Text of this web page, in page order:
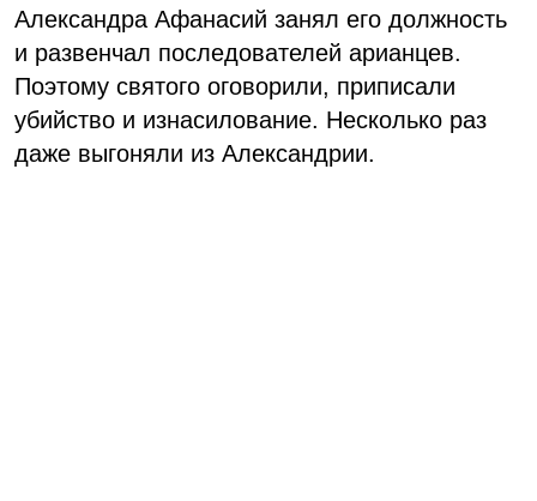
Александра Афанасий занял его должность
и развенчал последователей арианцев.
Поэтому святого оговорили, приписали
убийство и изнасилование. Несколько раз
даже выгоняли из Александрии.